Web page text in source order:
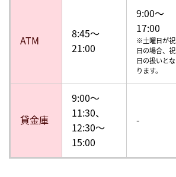
ATM
8:45～
21:00
9:00～
17:00
※土曜日が祝
日の場合、祝
日の扱いとな
ります。
貸金庫
9:00〜
11:30、
12:30〜
15:00
-